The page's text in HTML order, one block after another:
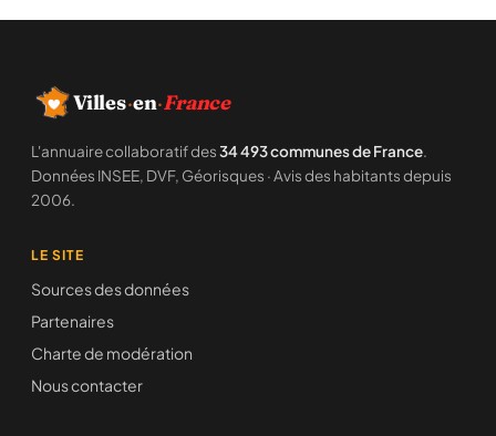
Villes·en·France
L'annuaire collaboratif des34 493 communes de France.
Données INSEE, DVF, Géorisques · Avis des habitants depuis
2006.
LE SITE
Sources des données
Partenaires
Charte de modération
Nous contacter